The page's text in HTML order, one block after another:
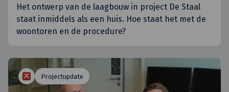
Het ontwerp van de laagbouw in project De Staal
staat inmiddels als een huis. Hoe staat het met de
woontoren en de procedure?
Projectupdate